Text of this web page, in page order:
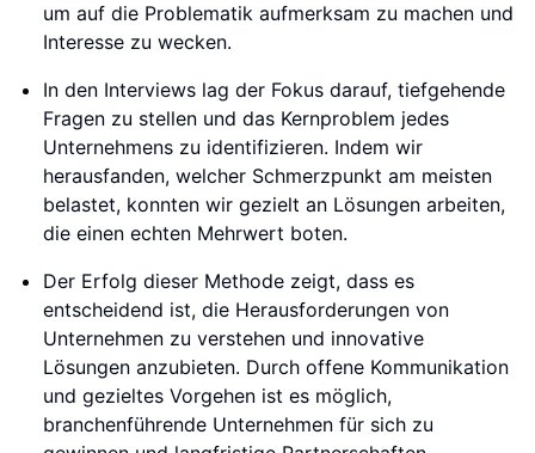
um auf die Problematik aufmerksam zu machen und
Interesse zu wecken.
In den Interviews lag der Fokus darauf, tiefgehende
Fragen zu stellen und das Kernproblem jedes
Unternehmens zu identifizieren. Indem wir
herausfanden, welcher Schmerzpunkt am meisten
belastet, konnten wir gezielt an Lösungen arbeiten,
die einen echten Mehrwert boten.
Der Erfolg dieser Methode zeigt, dass es
entscheidend ist, die Herausforderungen von
Unternehmen zu verstehen und innovative
Lösungen anzubieten. Durch offene Kommunikation
und gezieltes Vorgehen ist es möglich,
branchenführende Unternehmen für sich zu